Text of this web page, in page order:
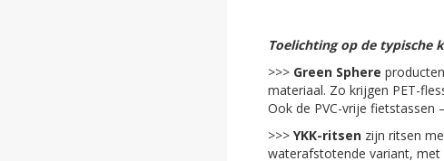
Toelichting op de typische
>>> Green Sphere
materiaal. Zo krijgen PET-
Ook de PVC-vrije fietstassen
>>> YKK-ritsen zijn ritsen
waterafstotende variant, met